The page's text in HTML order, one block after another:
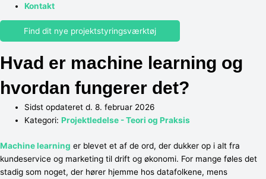
Kontakt
Find dit nye projektstyringsværktøj
Hvad er machine learning og
hvordan fungerer det?
Sidst opdateret d. 8. februar 2026
Kategori: Projektledelse - Teori og Praksis
Machine learning er blevet et af de ord, der dukker op i alt fra
kundeservice og marketing til drift og økonomi. For mange føles det
stadig som noget, der hører hjemme hos datafolkene, mens